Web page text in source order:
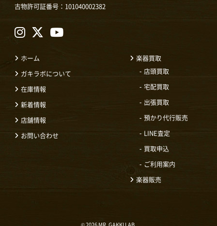
古物許可証番号：101040002382
ホーム
ガキラボについて
在庫情報
新着情報
店舗情報
お問い合わせ
楽器買取
店頭買取
宅配買取
出張買取
預かり代行販売
LINE査定
買取申込
ご利用案内
楽器販売